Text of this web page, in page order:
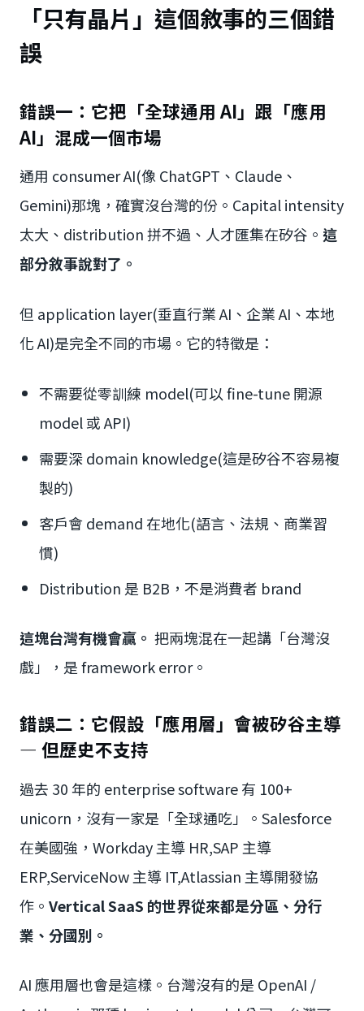
「只有晶片」這個敘事的三個錯
誤
錯誤一：它把「全球通用 AI」跟「應用
AI」混成一個市場
通用 consumer AI(像 ChatGPT、Claude、
Gemini)那塊，確實沒台灣的份。Capital intensity
太大、distribution 拼不過、人才匯集在矽谷。 這
部分敘事說對了。
但 application layer(垂直行業 AI、企業 AI、本地
化 AI)是完全不同的市場。它的特徵是：
不需要從零訓練 model(可以 fine-tune 開源
model 或 API)
需要深 domain knowledge(這是矽谷不容易複
製的)
客戶會 demand 在地化(語言、法規、商業習
慣)
Distribution 是 B2B，不是消費者 brand
這塊台灣有機會贏。 把兩塊混在一起講「台灣沒
戲」，是 framework error。
錯誤二：它假設「應用層」會被矽谷主導
— 但歷史不支持
過去 30 年的 enterprise software 有 100+
unicorn，沒有一家是「全球通吃」。Salesforce
在美國強，Workday 主導 HR,SAP 主導
ERP,ServiceNow 主導 IT,Atlassian 主導開發協
作。 Vertical SaaS 的世界從來都是分區、分行
業、分國別。
AI 應用層也會是這樣。台灣沒有的是 OpenAI /